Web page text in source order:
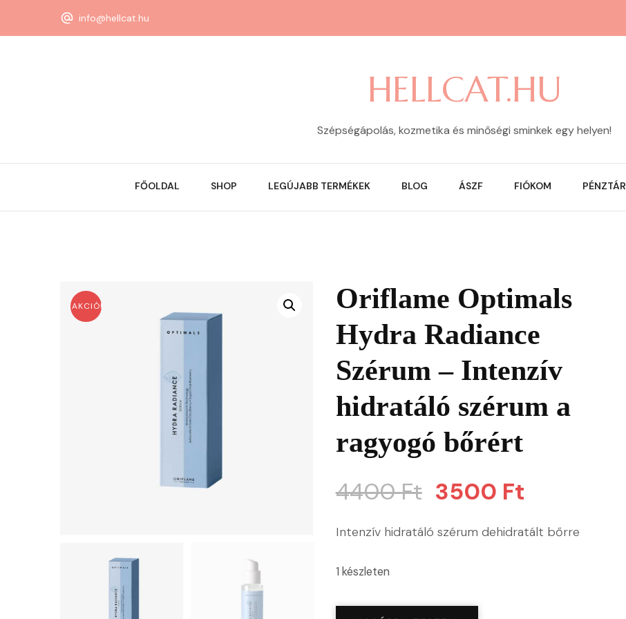
info@hellcat.hu
HELLCAT.HU
Szépségápolás, kozmetika és minőségi sminkek egy helyen!
FŐOLDAL SHOP LEGÚJABB TERMÉKEK BLOG ÁSZF FIÓKOM PÉNZTÁR
AKCIÓ!
Oriflame Optimals
Hydra Radiance
Szérum – Intenzív
hidratáló szérum a
ragyogó bőrért
4400Ft Original
price
3500 Ft
price
Intenzív hidratáló szérum dehidratált bőrre
1 készleten
Oriflame